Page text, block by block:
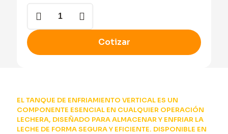
Tanque
Enfriamiento
Vertical
cantidad
Cotizar
EL TANQUE DE ENFRIAMIENTO VERTICAL ES UN
COMPONENTE ESENCIAL EN CUALQUIER OPERACIÓN
LECHERA, DISEÑADO PARA ALMACENAR Y ENFRIAR LA
LECHE DE FORMA SEGURA Y EFICIENTE. DISPONIBLE EN